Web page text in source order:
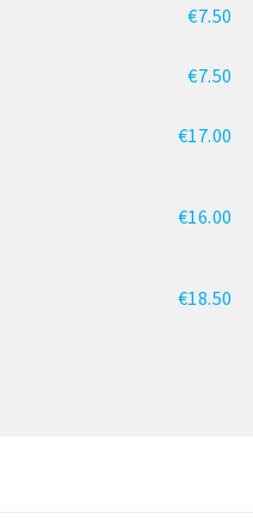
€7.50
€7.50
€17.00
€16.00
€18.50